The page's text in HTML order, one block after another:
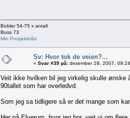
Bobler 54-75 x antall
Buss 73
Min Prosjekttråd
Sv: Hvor tok de veien?...
« Svar #39 på: desember 29, 2007,
Veit ikke hvilken bil jeg virkelig skulle ønske
90tallet som har overledvd.
Som jeg sa tidligere så er det mange som